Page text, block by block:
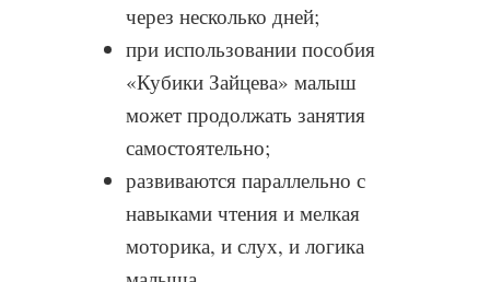
через несколько дней;
при использовании пособия
«Кубики Зайцева» малыш
может продолжать занятия
самостоятельно;
развиваются параллельно с
навыками чтения и мелкая
моторика, и слух, и логика